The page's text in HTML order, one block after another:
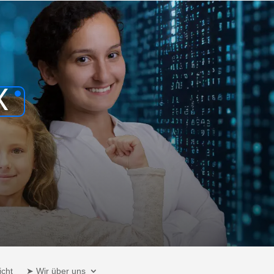
➤ Wir über uns